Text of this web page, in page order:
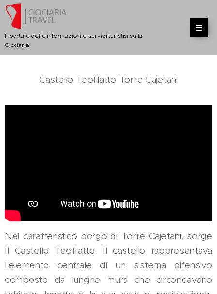
Il portale delle informazioni e servizi turistici sulla
Ciociaria
Castello Teofilatto Torre Cajetani
Nel caratteristico borgo di Torre Cajetani, sorge
Il Castello Teofilatto. Il castello rappresentava
l'elemento centrale di un sistema difensivo
composto da lunghe mura che circondavano